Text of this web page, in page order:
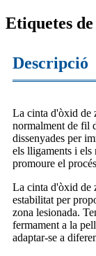
Etiquetes
Descripció
La cinta d'òxid de
normalment de fil
dissenyades per
els lligaments i els
promoure el
La cinta d'òxid de
estabilitat per
zona lesionada.
fermament a la
adaptar-se a